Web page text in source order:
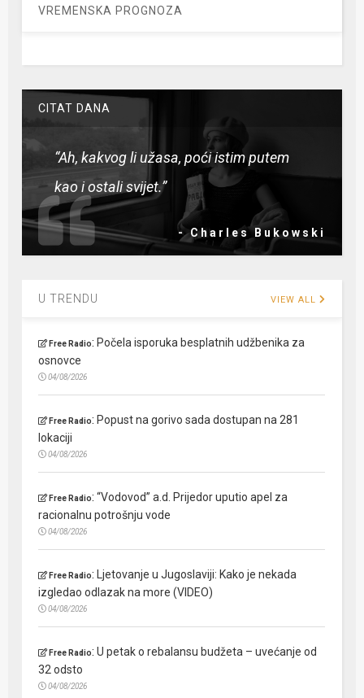
VREMENSKA PROGNOZA
CITAT DANA
“Ah, kakvog li užasa, poći istim putem
kao i ostali svijet.”
- Charles Bukowski
U TRENDU VIEW ALL
Free Radio: Počela isporuka besplatnih udžbenika za
osnovce
04/08/2026
Free Radio: Popust na gorivo sada dostupan na 281
lokaciji
04/08/2026
Free Radio:“Vodovod” a.d. Prijedor uputio apel za
racionalnu potrošnju vode
04/08/2026
Free Radio:
Ljetovanje u Jugoslaviji: Kako je nekada
izgledao odlazak na more (VIDEO)
04/08/2026
Free Radio:U petak o rebalansu budžeta – uvećanje od
32 odsto
04/08/2026